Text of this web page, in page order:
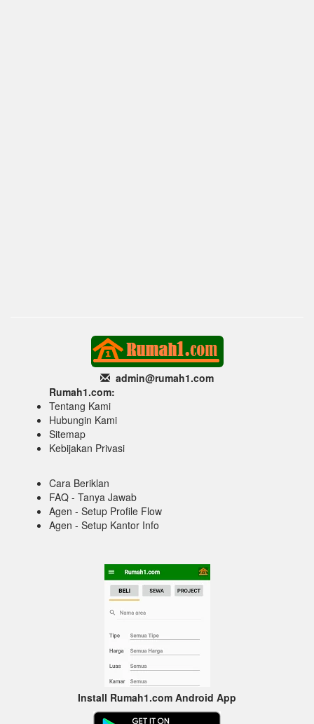
admin@rumah1.com
Rumah1.com:
Tentang Kami
Hubungin Kami
Sitemap
Kebijakan Privasi
Cara Beriklan
FAQ - Tanya Jawab
Agen - Setup Profile Flow
Agen - Setup Kantor Info
Install Rumah1.com Android App